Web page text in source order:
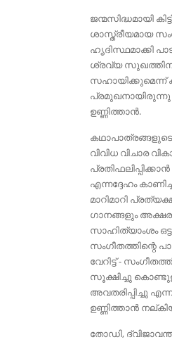
ജന്മസിദ്ധമായി
ശാസ്ത്രീയമായ
ഹൃദിസ്ഥമാക്കി
ശ്രവ്യ
സഹായിക്കുമെന്ന്
പ്രമുഖനായിരുന്നു
ഉണ്ണിത്താൻ.
വിവിധ വിചാര
എന്നദ്ദേഹം
മാറിമാറി
ഗാനങ്ങളും
സാഹിത്യാംശം
സംഗീതത്തിന്റെ
വേറിട്ട് -
സൂക്ഷിച്ചു
അവതരിപ്പിച്ചു
ഉണ്ണിത്താൻ
തോഡി,